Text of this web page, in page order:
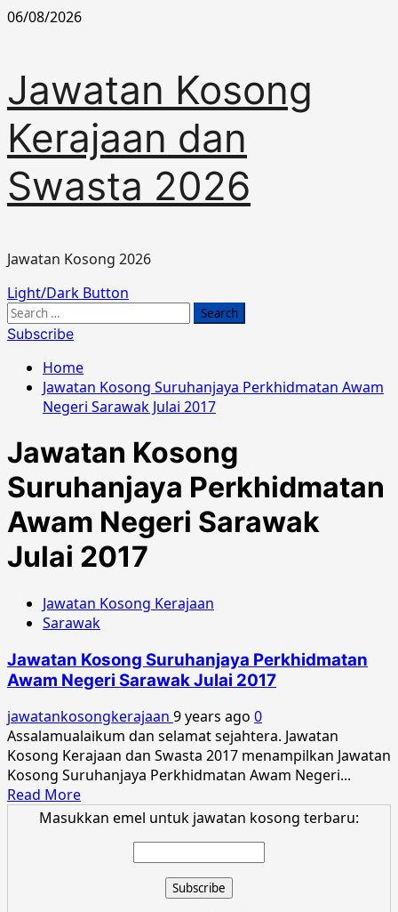
Skip
06/08/2026
Jawatan Kosong
Kerajaan dan
Swasta 2026
Jawatan Kosong 2026
Primary
Menu
Light/Dark Button
Search
for:
Subscribe
Home
Jawatan Kosong Suruhanjaya Perkhidmatan Awam
Negeri Sarawak Julai 2017
Jawatan Kosong
Suruhanjaya Perkhidmatan
Awam Negeri Sarawak
Julai 2017
Jawatan Kosong Kerajaan
Sarawak
Jawatan Kosong Suruhanjaya Perkhidmatan
Awam Negeri Sarawak Julai 2017
jawatankosongkerajaan 9 years ago 0
Assalamualaikum dan selamat sejahtera. Jawatan
Kosong Kerajaan dan Swasta 2017 menampilkan Jawatan
Kosong Suruhanjaya Perkhidmatan Awam Negeri...
Read MoreRead
more
Masukkan emel untuk jawatan kosong terbaru: